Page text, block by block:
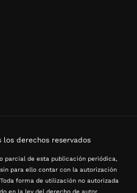
los derechos reservados
parcial de esta publicación periódica,
para ello contar con la autorización
forma de utilización no autorizada
en la ley del derecho de autor.